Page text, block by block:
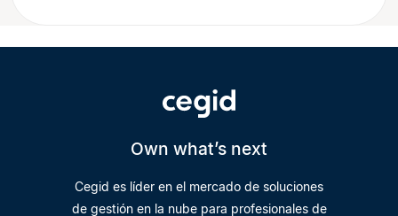
Own what’s next
Cegid es líder en el mercado de soluciones
de gestión en la nube para profesionales de